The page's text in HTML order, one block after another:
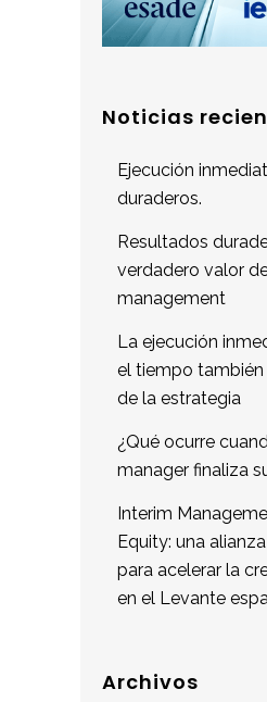
Noticias
Ejecución
duraderos.
Resultados
verdadero valor
management
La ejecución
el tiempo
de la estrategia
¿Qué ocurre
manager finaliza
Interim
Equity: una
para acelerar la
en el Levante
Archivos